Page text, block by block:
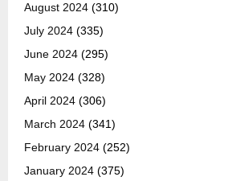
August 2024 (310)
July 2024 (335)
June 2024 (295)
May 2024 (328)
April 2024 (306)
March 2024 (341)
February 2024 (252)
January 2024 (375)